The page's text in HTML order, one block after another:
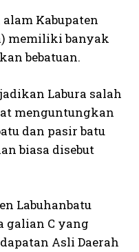
Kabupaten
memiliki banyak
bebatuan.
Labura salah
menguntungkan
dan pasir batu
biasa disebut
Labuhanbatu
galian C yang
Asli Daerah